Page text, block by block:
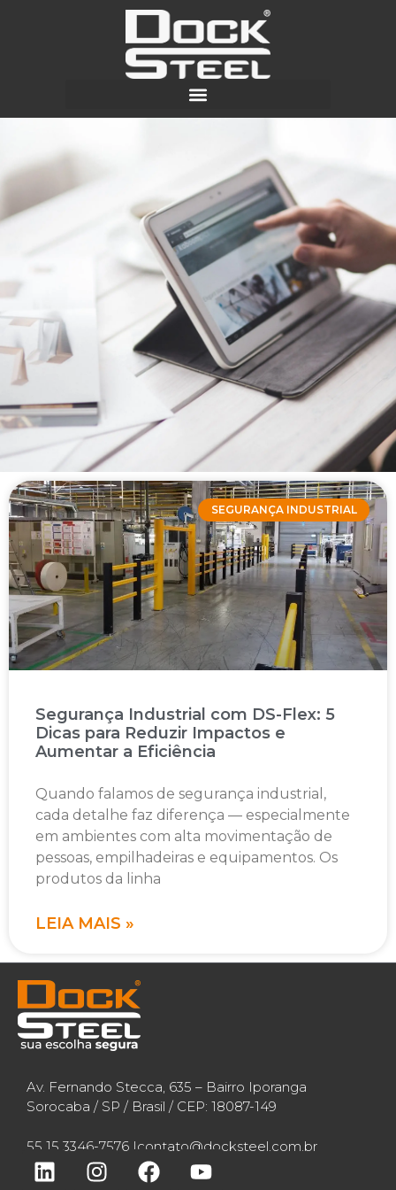
SEGURANÇA INDUSTRIAL
Segurança Industrial com DS-Flex: 5
Dicas para Reduzir Impactos e
Aumentar a Eficiência
Quando falamos de segurança industrial,
cada detalhe faz diferença — especialmente
em ambientes com alta movimentação de
pessoas, empilhadeiras e equipamentos. Os
produtos da linha
LEIA MAIS »
Av. Fernando Stecca, 635 – Bairro Iporanga
Sorocaba / SP / Brasil / CEP: 18087-149
55 15 3346-7576 |contato@docksteel.com.br